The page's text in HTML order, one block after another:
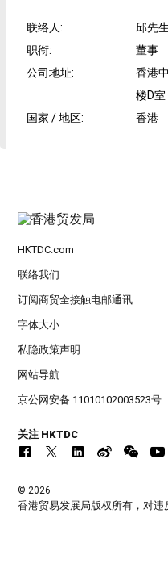
联络人:
邱先生
职衔:
董事
公司地址:
香港
楼D室
国家 / 地区: 香港
HKTDC.com
联络我们
订阅商贸全接触电邮通讯
字体大小
私隐政策声明
网站导航
京公网安备 11010102003523号
关注 HKTDC
© 2026
香港贸易发展局版权所有，对违